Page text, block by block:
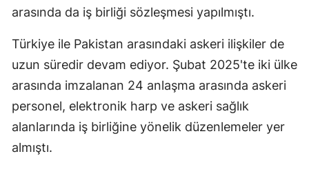
arasında da iş birliği sözleşmesi yapılmıştı.
Türkiye ile Pakistan arasındaki askeri ilişkiler de
uzun süredir devam ediyor. Şubat 2025'te iki ülke
arasında imzalanan 24 anlaşma arasında askeri
personel, elektronik harp ve askeri sağlık
alanlarında iş birliğine yönelik düzenlemeler yer
almıştı.